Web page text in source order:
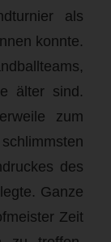
als
konnte.
älter sind.
zum
des
Ganze
Zeit